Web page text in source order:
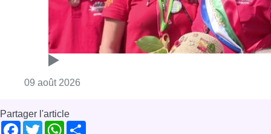
09 août 2026
Partager l'article
Facebook
TwitterWhatsApp